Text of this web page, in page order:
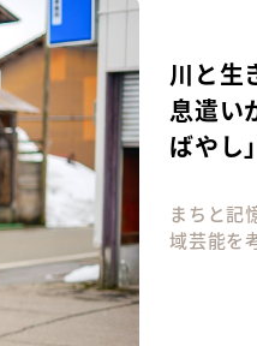
川と生
息遣い
ばやし
まちと記
域芸能を